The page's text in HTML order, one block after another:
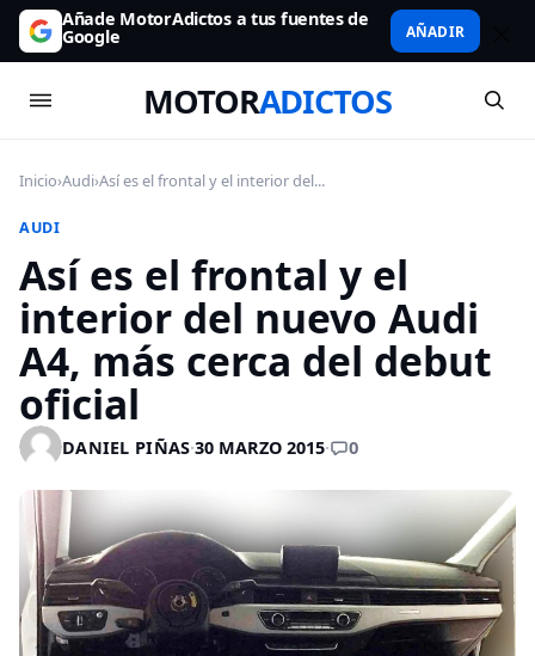
Añade MotorAdictos a tus fuentes de
Google AÑADIR
MOTORADICTOS
Inicio›Audi›Así es el frontal y el interior del...
AUDI
Así es el frontal y el
interior del nuevo Audi
A4, más cerca del debut
oficial
DANIEL PIÑAS·30 MARZO 2015· 0